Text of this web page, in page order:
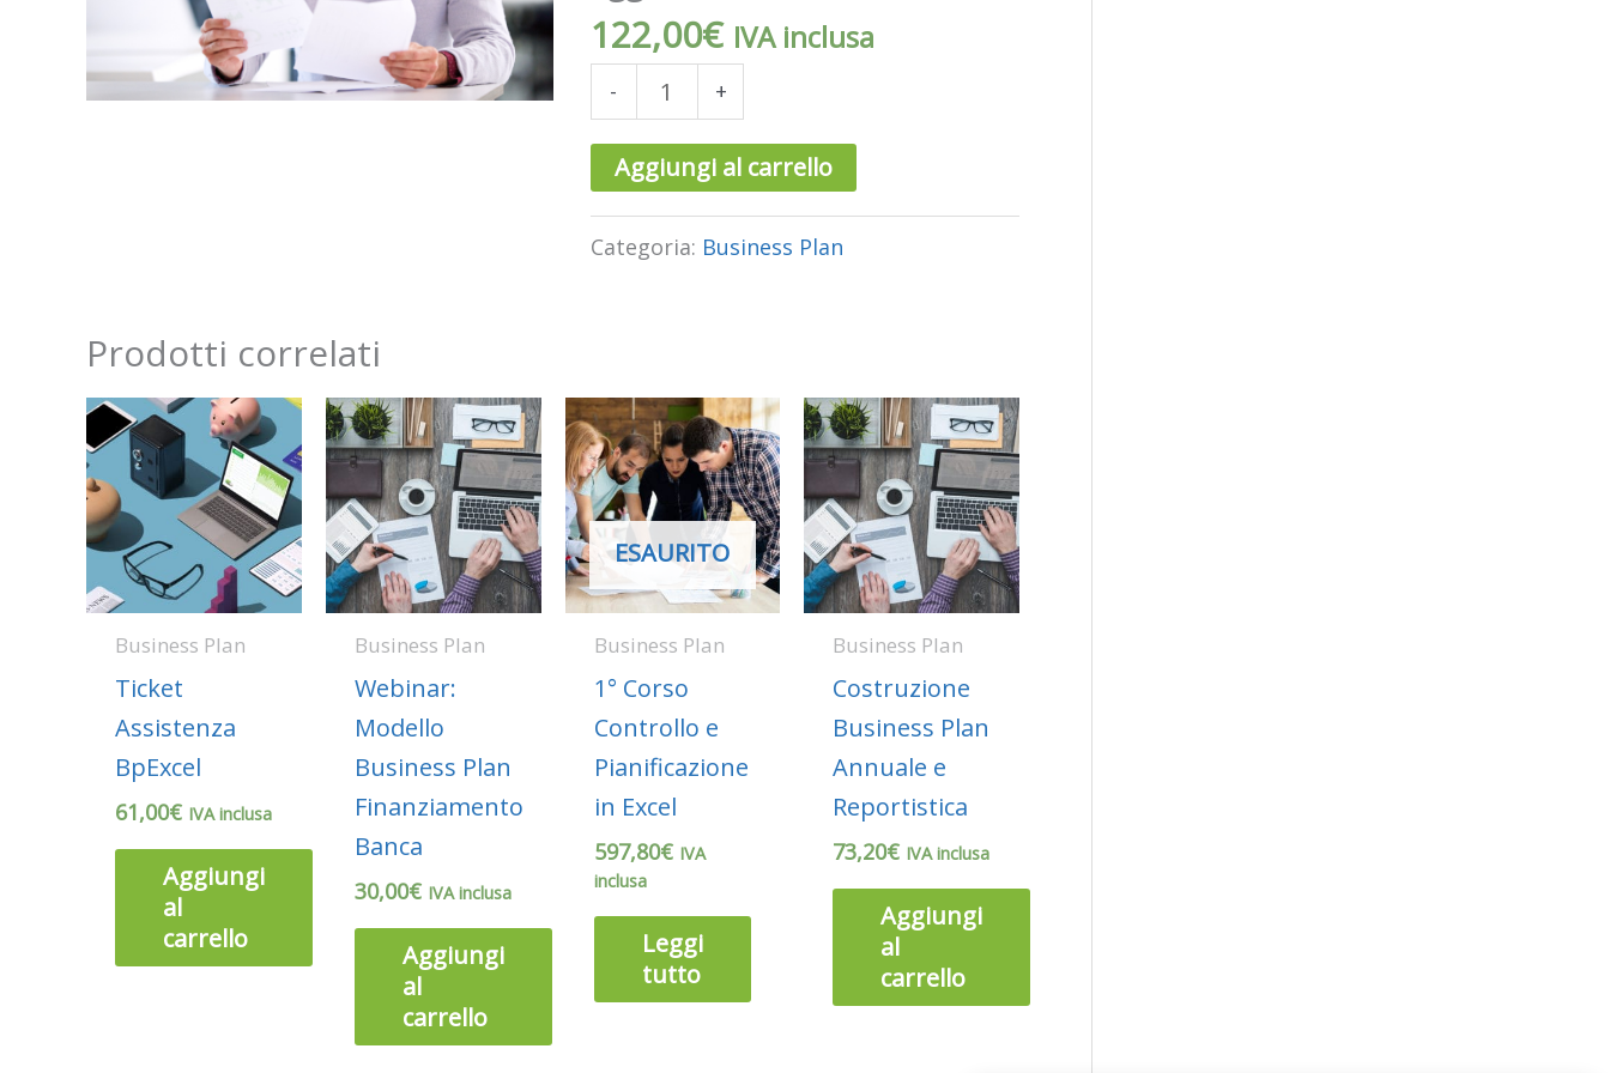
122,00€ IVA inclusa
-
quantità
+
Aggiungi al carrello
Categoria: Business Plan
Prodotti correlati
Business Plan
Ticket
Assistenza
BpExcel
61,00€ IVA inclusa
Aggiungi
al
carrello
Business Plan
Webinar:
Modello
Business Plan
Finanziamento
Banca
30,00€ IVA inclusa
Aggiungi
al
carrello
ESAURITO
Business Plan
1° Corso
Controllo e
Pianificazione
in Excel
597,80€ IVA
inclusa
Leggi
tutto
Business Plan
Costruzione
Business Plan
Annuale e
Reportistica
73,20€ IVA inclusa
Aggiungi
al
carrello